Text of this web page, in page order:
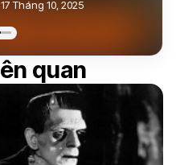
17 Tháng 10, 2025
quan